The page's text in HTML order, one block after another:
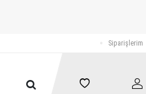
Siparişlerim